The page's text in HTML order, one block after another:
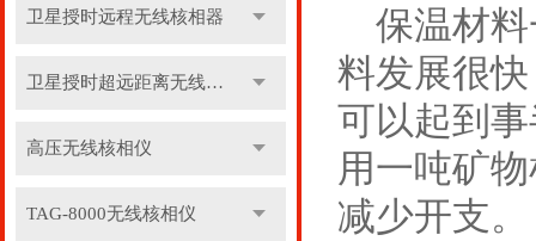
卫星授时远程无线核相器
卫星授时超远距离无线核相器
高压无线核相仪
TAG-8000无线核相仪
保温材料
料发展很
可以起到
用一吨矿
减少开支。